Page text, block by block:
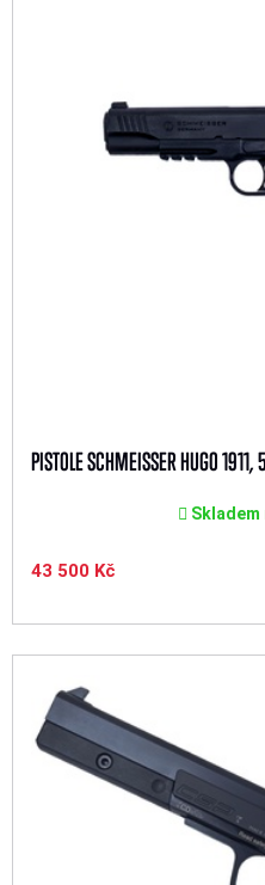
PISTOLE SCHMEISSER HUGO
Skladem
43 500 Kč